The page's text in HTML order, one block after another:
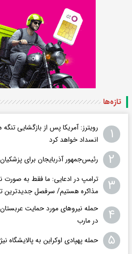
تازه‌ها
۱
رویترز: آمریکا پس از بازگشایی تنگه
انسداد خواهد کرد
۲ رئیس‌جمهور آذربایجان برای
۳
ترامپ در ادعایی: ما فقط به‌ صورت
مذاکره هستیم/ سرفصل جدیدترین
۴
حمله نیروهای مورد حمایت عربستان
در مارب
۵ حمله پهپادی اوکراین به پالایشگاه